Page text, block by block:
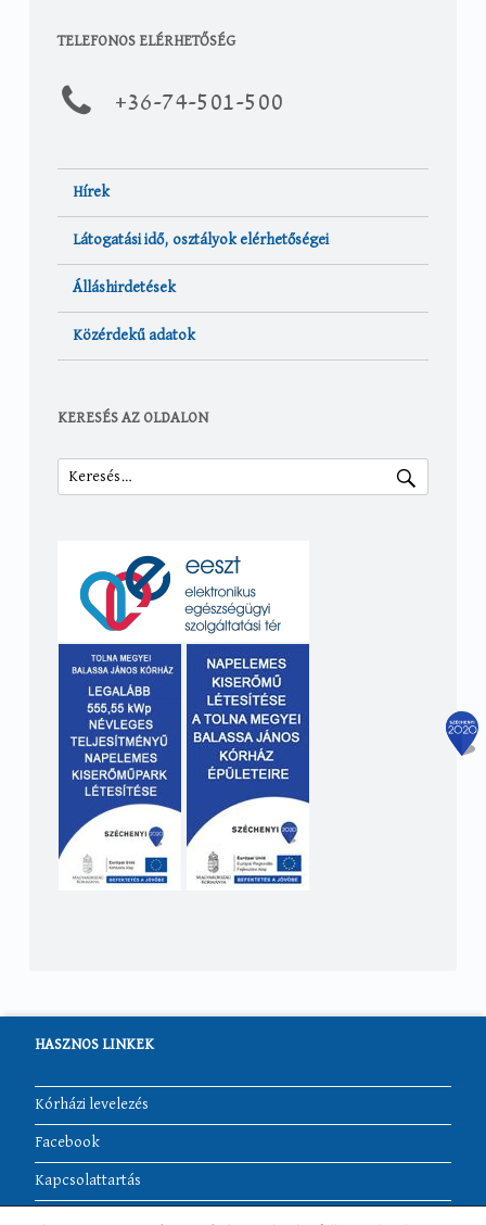
TELEFONOS ELÉRHETŐSÉG
+36-74-501-500
Hírek
Látogatási idő, osztályok elérhetőségei
Álláshirdetések
Közérdekű adatok
KERESÉS AZ OLDALON
Keresés:
HASZNOS LINKEK
Kórházi levelezés
Facebook
Kapcsolattartás